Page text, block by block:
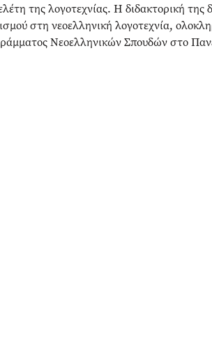
της λογοτεχνίας. Η διδακτορική της
στη νεοελληνική λογοτεχνία,
Νεοελληνικών Σπουδών στο